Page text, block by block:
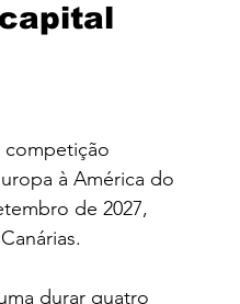
competição
à América do
de 2027,
durar quatro